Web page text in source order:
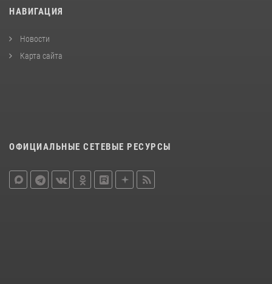
НАВИГАЦИЯ
Новости
Карта сайта
ОФИЦИАЛЬНЫЕ СЕТЕВЫЕ РЕСУРСЫ